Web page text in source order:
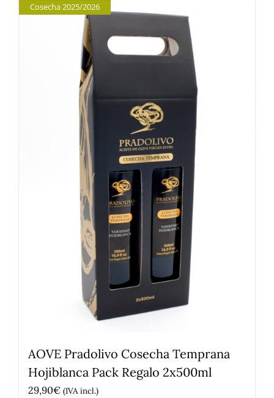
Cosecha 2025/2026
AOVE Pradolivo Cosecha Temprana
Hojiblanca Pack Regalo 2x500ml
29,90€ (IVA incl.)